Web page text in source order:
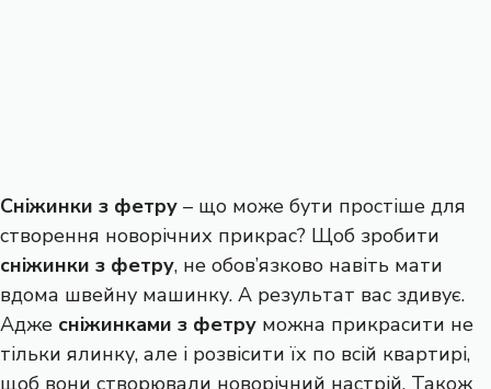
Сніжинки з фетру – що може бути простіше для
створення новорічних прикрас? Щоб зробити
сніжинки з фетру, не обов’язково навіть мати
вдома швейну машинку. А результат вас здивує.
Адже сніжинками з фетру можна прикрасити не
тільки ялинку, але і розвісити їх по всій квартирі,
щоб вони створювали новорічний настрій. Також